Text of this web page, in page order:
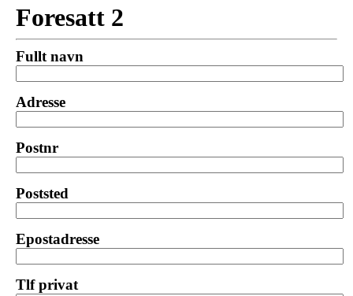
Foresatt 2
Fullt navn
Adresse
Postnr
Poststed
Epostadresse
Tlf privat